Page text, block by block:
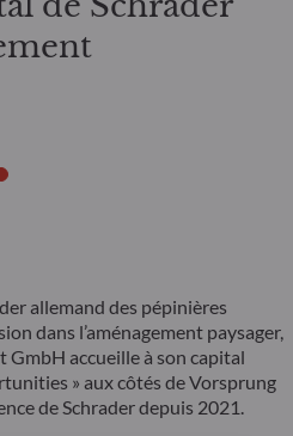
allemand des pépinières
dans l’aménagement paysager,
accueille à son capital
» aux côtés de Vorsprung
de Schrader depuis 2021.